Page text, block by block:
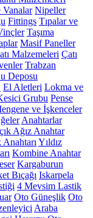
Vanalar Nipeller
Fittings Tıpalar ve
Taşıma
Masif Paneller
Malzemeleri Çatı
Trabzan
Deposu
El Aletleri Lokma ve
Grubu Pense
ve İşkenceler
Anahtarlar
Ağız Anahtar
Anahtarı Yıldız
Kombine Anahtar
Kargaburun
Bıçağı Iskarpela
4 Mevsim Lastik
Oto Güneşlik Oto
Araba